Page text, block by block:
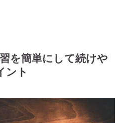
を簡単にして続けや
ント